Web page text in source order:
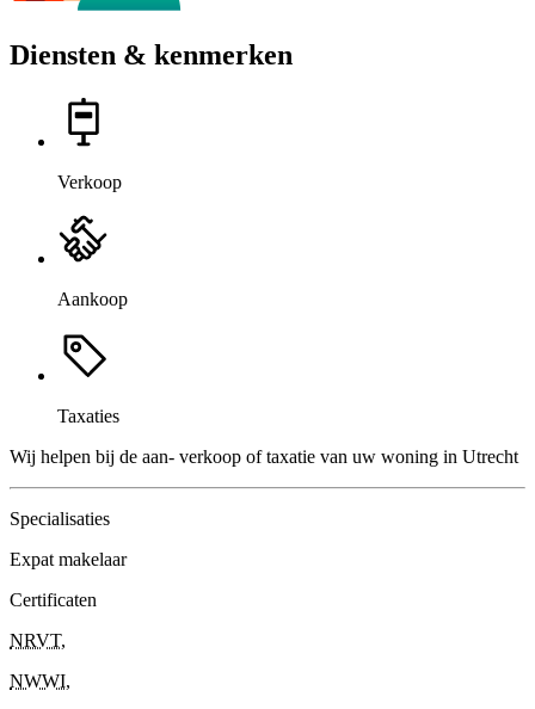
Diensten & kenmerken
Verkoop
Aankoop
Taxaties
Wij helpen bij de aan- verkoop of taxatie van uw woning in Utrecht
Specialisaties
Expat makelaar
Certificaten
NRVT,
NWWI,